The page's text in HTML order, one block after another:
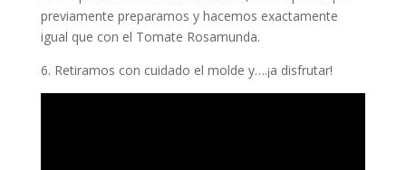
previamente preparamos y hacemos exactamente
igual que con el Tomate Rosamunda.
6. Retiramos con cuidado el molde y….¡a disfrutar!